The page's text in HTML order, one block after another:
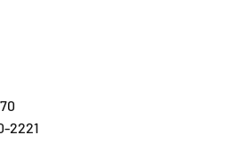
2221